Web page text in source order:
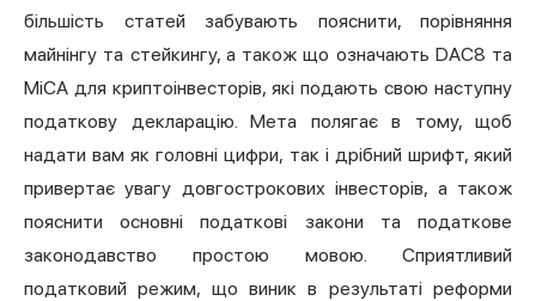
більшість статей забувають пояснити, порівняння
майнінгу та стейкингу, а також що означають DAC8 та
MiCA для криптоінвесторів, які подають свою наступну
податкову декларацію. Мета полягає в тому, щоб
надати вам як головні цифри, так і дрібний шрифт, який
привертає увагу довгострокових інвесторів, а також
пояснити основні податкові закони та податкове
законодавство простою мовою. Сприятливий
податковий режим, що виник в результаті реформи